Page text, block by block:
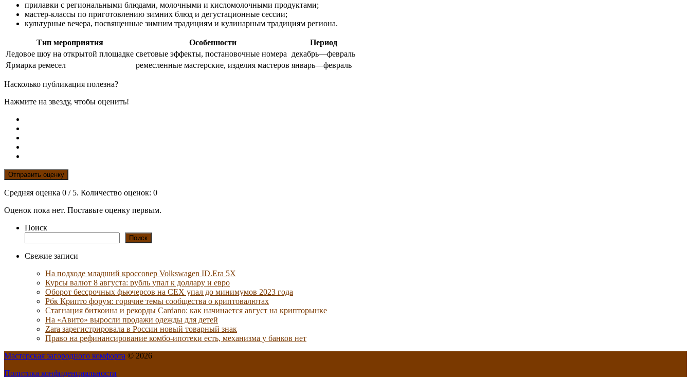
прилавки с региональными блюдами, молочными и кисломолочными продуктами;
мастер-классы по приготовлению зимних блюд и дегустационные сессии;
культурные вечера, посвященные зимним традициям и кулинарным традициям региона.
Тип мероприятия Особенности
Период
Ледовое шоу на открытой площадке световые эффекты, постановочные номера
декабрь—февраль
Ярмарка ремесел
ремесленные мастерские, изделия мастеров январь—февраль
Насколько публикация полезна?
Нажмите на звезду, чтобы оценить!
Отправить оценку
Средняя оценка 0 / 5. Количество оценок: 0
Оценок пока нет. Поставьте оценку первым.
Поиск
Поиск
Свежие записи
На подходе младший кроссовер Volkswagen ID.Era 5X
Курсы валют 8 августа: рубль упал к доллару и евро
Оборот бессрочных фьючерсов на CEX упал до минимумов 2023 года
Рбк Крипто форум: горячие темы сообщества о криптовалютах
Стагнация биткоина и рекорды Cardano: как начинается август на крипторынке
На «Авито» выросли продажи одежды для детей
Zara зарегистрировала в России новый товарный знак
Право на рефинансирование комбо-ипотеки есть, механизма у банков нет
Мастерская загородного комфорта © 2026
Политика конфиденциальности